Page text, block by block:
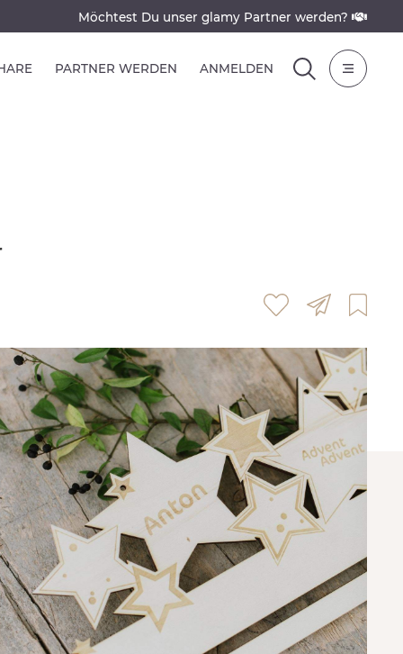
Möchtest Du unser glamy Partner werden?
PARTNER WERDEN ANMELDEN